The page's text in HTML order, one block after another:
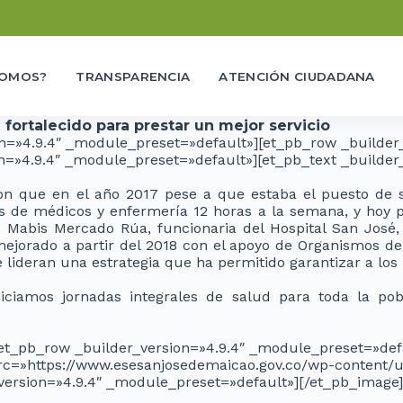
TRANSPARENCIA ATENCIÓN CIUDADANA
fortalecido para prestar un mejor servicio
_module_preset=»default»][et_pb_row
_module_preset=»default»][et_pb_text
que en el año 2017 pese a que estabael puesto de
de médicos y enfermería 12 horas a la semana, y hoy
Mabis Mercado Rúa, funcionaria del Hospital San
a partir del 2018 con el apoyode Organismos
lideran una estrategia que ha permitido garantizar a
jornadas integrales de salud para toda la
_builder_version=»4.9.4″
www.esesanjosedemaicao.gov.co/wp-
_module_preset=»default»][/